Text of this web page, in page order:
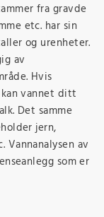
fra gravde
etc. har sin
og urenheter.
av
Hvis
vannet ditt
Det samme
jern,
Vannanalysen av
som er